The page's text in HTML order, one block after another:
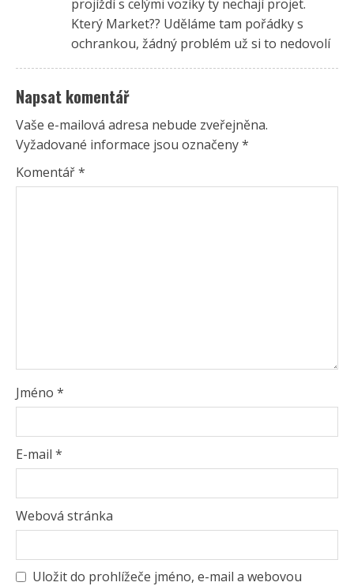
projíždí s celými vozíky ty nechají projet.
Který Market?? Uděláme tam pořádky s
ochrankou, žádný problém už si to nedovolí
Napsat komentář
Vaše e-mailová adresa nebude zveřejněna.
Vyžadované informace jsou označeny*
Komentář*
Jméno *
E-mail *
Webová stránka
Uložit do prohlížeče jméno, e-mail a webovou